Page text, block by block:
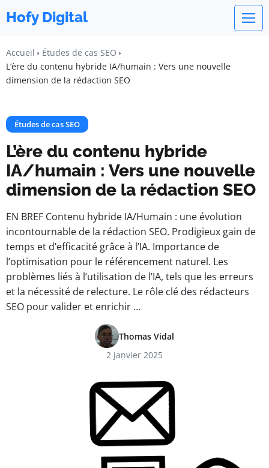
Hofy Digital
Accueil
Études de cas SEO
L’ère du contenu hybride IA/humain : Vers une nouvelle
dimension de la rédaction SEO
Études de cas SEO
L’ère du contenu hybride
IA/humain : Vers une nouvelle
dimension de la rédaction SEO
EN BREF Contenu hybride IA/Humain : une évolution
incontournable de la rédaction SEO. Prodigieux gain de
temps et d’efficacité grâce à l’IA. Importance de
l’optimisation pour le référencement naturel. Les
problèmes liés à l’utilisation de l’IA, tels que les erreurs
et la nécessité de relecture. Le rôle clé des rédacteurs
SEO pour valider et enrichir …
Thomas Vidal
2 janvier 2025